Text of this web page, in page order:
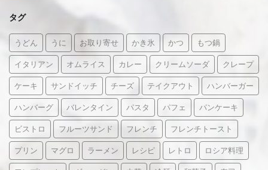
タグ
うどん うに お取り寄せ かき氷 かつ もつ鍋
イタリアン オムライス カレー クリームソーダ クレープ
ケーキ サンドイッチ チーズ テイクアウト ハンバーガー
ハンバーグ バレンタイン パスタ パフェ パンケーキ
ビストロ フルーツサンド フレンチ フレンチトースト
プリン マグロ ラーメン レシピ レトロ ロシア料理